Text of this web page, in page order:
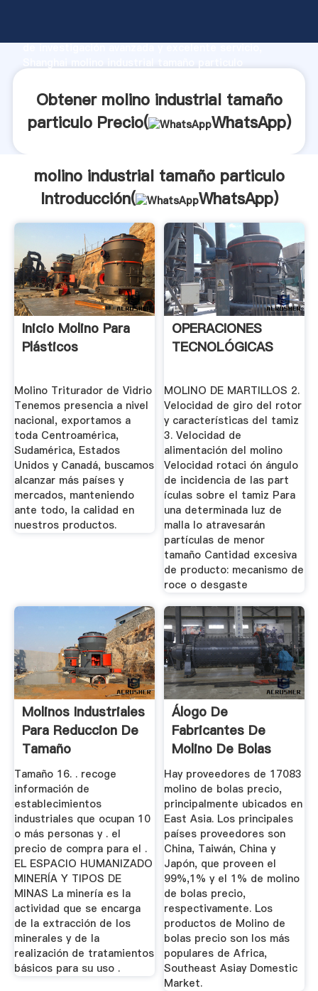
de investigación avanzada y excelente servicio,
clientes.
Obtener molino industrial tamaño
particulo Precio(
WhatsApp)
molino industrial tamaño particulo
Introducción(
WhatsApp)
Inicio Molino Para
Plásticos
Molino Triturador de Vidrio
Tenemos presencia a nivel
nacional, exportamos a
toda Centroamérica,
Sudamérica, Estados
Unidos y Canadá, buscamos
alcanzar más países y
mercados, manteniendo
ante todo, la calidad en
nuestros productos.
OPERACIONES
TECNOLÓGICAS
MOLINO DE MARTILLOS 2.
Velocidad de giro del rotor
y características del tamiz
3. Velocidad de
alimentación del molino
Velocidad rotaci ón ángulo
de incidencia de las part
ículas sobre el tamiz Para
una determinada luz de
malla lo atravesarán
partículas de menor
tamaño Cantidad excesiva
de producto: mecanismo de
roce o desgaste
Molinos Industriales
Para Reduccion De
Tamaño
Tamaño 16. . recoge
información de
establecimientos
industriales que ocupan 10
o más personas y . el
precio de compra para el .
EL ESPACIO HUMANIZADO
MINERÍA Y TIPOS DE
MINAS La minería es la
actividad que se encarga
de la extracción de los
minerales y de la
realización de tratamientos
básicos para su uso .
Álogo De
Fabricantes De
Molino De Bolas
Precio De Alta ...
Hay proveedores de 17083
molino de bolas precio,
principalmente ubicados en
East Asia. Los principales
países proveedores son
China, Taiwán, China y
Japón, que proveen el
99%,1% y el 1% de molino
de bolas precio,
respectivamente. Los
productos de Molino de
bolas precio son los más
populares de Africa,
Southeast Asiay Domestic
Market.